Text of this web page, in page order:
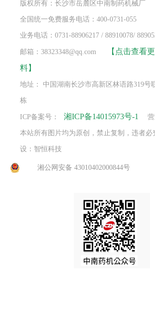
版权所有：长沙市岳麓区中南制药机械厂
全国统一免费服务电话：400-0731-055
业务电话：0731-88906217 / 88910078/
邮箱：38323348@qq.com
【点击查看
料】
地址： 中国湖南长沙市高新区林语路319号
栋
ICP备案号： 湘ICP备14015973号-1
本站所有图片均为原创，禁止复制，违者
设：智恒科技
湘公网安备 43010402000844号